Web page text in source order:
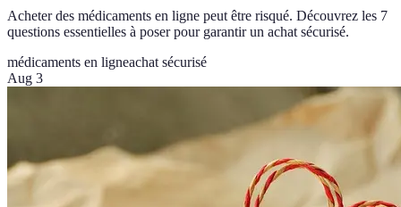
Acheter des médicaments en ligne peut être risqué. Découvrez les 7
questions essentielles à poser pour garantir un achat sécurisé.
médicaments en ligneachat sécurisé
Aug 3